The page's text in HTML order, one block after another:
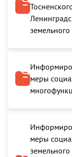
меры
меры